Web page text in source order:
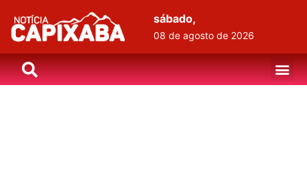
sábado,
08 de agosto de 2026